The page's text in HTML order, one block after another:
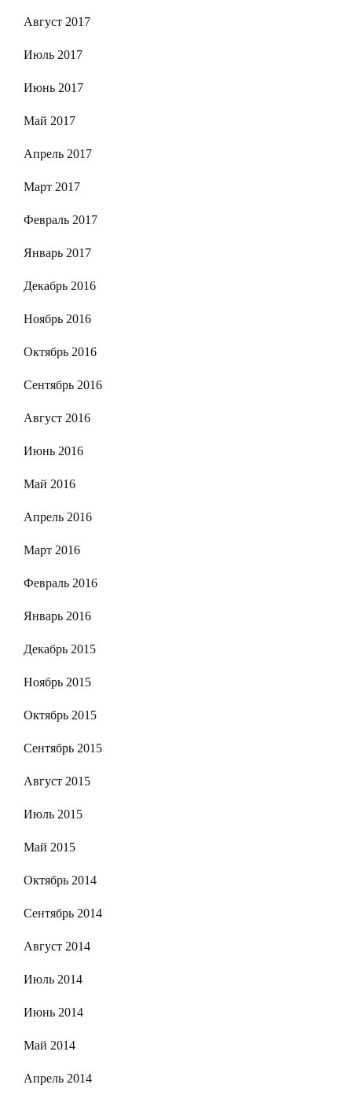
Август 2017
Июль 2017
Июнь 2017
Май 2017
Апрель 2017
Март 2017
Февраль 2017
Январь 2017
Декабрь 2016
Ноябрь 2016
Октябрь 2016
Сентябрь 2016
Август 2016
Июнь 2016
Май 2016
Апрель 2016
Март 2016
Февраль 2016
Январь 2016
Декабрь 2015
Ноябрь 2015
Октябрь 2015
Сентябрь 2015
Август 2015
Июль 2015
Май 2015
Октябрь 2014
Сентябрь 2014
Август 2014
Июль 2014
Июнь 2014
Май 2014
Апрель 2014